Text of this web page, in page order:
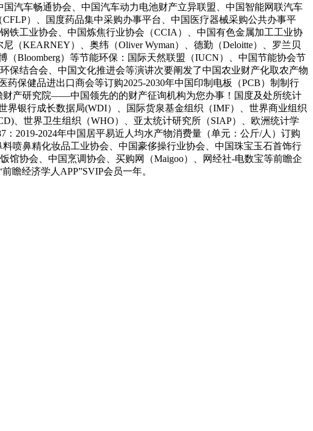
汽车畅通协会、中国汽车动力电池财产立异联盟、中国智能网联汽车
）、国度药品集中采购办事平台、中国医疗器械采购公共办事平
铁工业协会、中国炼焦行业协会（CCIA）、中国有色金属加工工业协
（KEARNEY）、奥纬（Oliver Wyman）、德勤（Deloitte）、罗兰贝
（Bloomberg）等节能环保：国际天然联盟（IUCN）、中国节能协会节
保结合会、中国文化推进会等演讲次要阐发了中国农业财产化取农产物
保健品进出口商会等订购2025-2030年中国印制电板（PCB）制制行
财产研究院——中国领先的的财产征询机构为您办事！国度及处所统计
银行成长数据局(WDI）、国际货泉基金组织（IMF）、世界商业组织
、世界卫生组织（WHO）、亚太统计研究所（SIAP）、欧洲统计学
2019-2024年中国居平易近人均水产物消费量（单元：公斤/人）订购
喷鼻精化妆品工业协会、中国豪侈操行业协会、中国珠宝玉石首饰行
协会、中国烹调协会、买购网（Maigoo）、网经社-电数宝等前瞻企
瞻经济学人APP”SVIP会员一年。